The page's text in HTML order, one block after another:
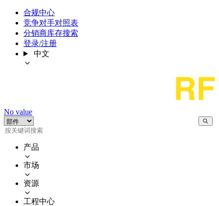
合规中心
竞争对手对照表
分销商库存搜索
登录/注册
中文
No value
产品
市场
资源
工程中心